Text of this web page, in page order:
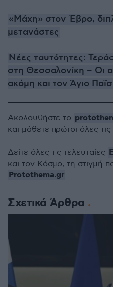
«Μάχη» στον Έβρο,
μετανάστες
Νέες ταυτότητες:
στη Θεσσαλονίκη – Οι
ακόμη και τον Άγιο
Σχετικά Άρθρα
Ακολουθήστε το
και μάθετε πρώτοι όλες τις
Δείτε όλες τις τελευταίες
και τον Κόσμο, τη στιγμή
Protothema.gr